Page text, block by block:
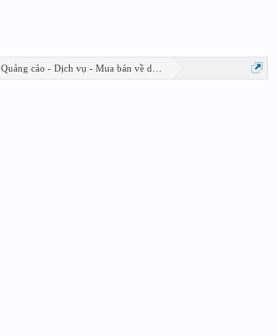
Quảng cáo - Dịch vụ - Mua bán về design